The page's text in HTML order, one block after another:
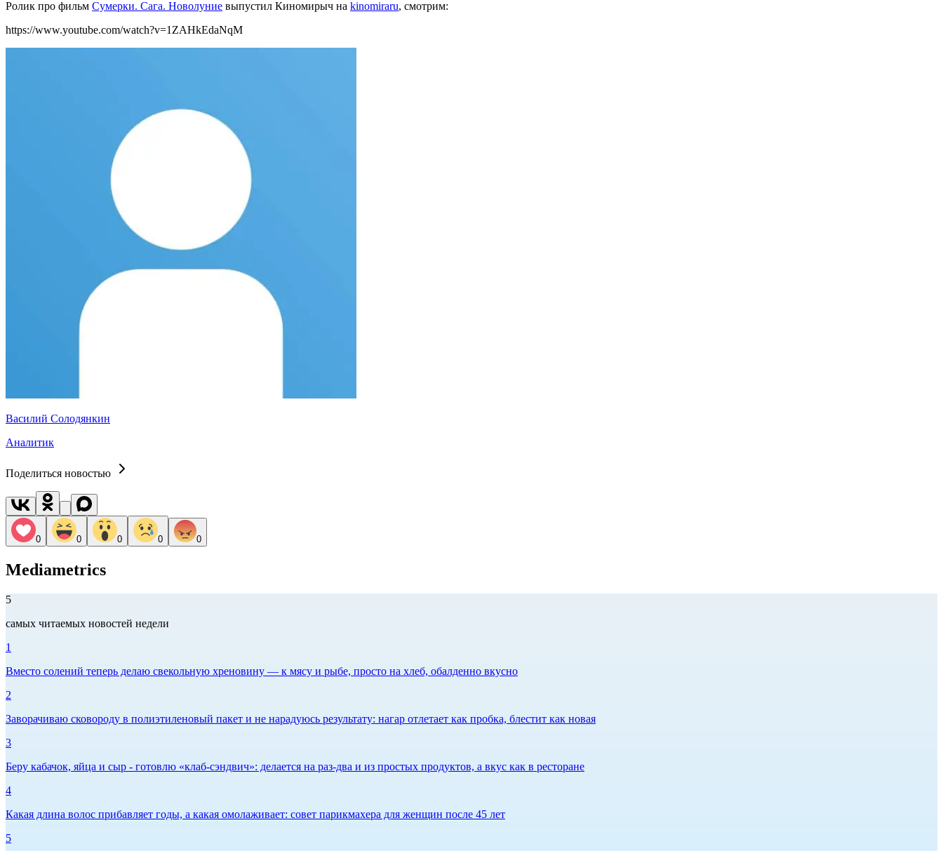
Ролик про фильм Сумерки. Сага. Новолуние выпустил Киномирыч на kinomiraru, смотрим:
https://www.youtube.com/watch?v=1ZAHkEdaNqM
Василий Солодянкин
Аналитик
Поделиться новостью
0 0 0 0 0
Mediametrics
5
самых читаемых новостей недели
1
Вместо солений теперь делаю свекольную хреновину — к мясу и рыбе, просто на хлеб, обалденно вкусно
2
Заворачиваю сковороду в полиэтиленовый пакет и не нарадуюсь результату: нагар отлетает как пробка, блестит как новая
3
Беру кабачок, яйца и сыр - готовлю «клаб-сэндвич»: делается на раз-два и из простых продуктов, а вкус как в ресторане
4
Какая длина волос прибавляет годы, а какая омолаживает: совет парикмахера для женщин после 45 лет
5